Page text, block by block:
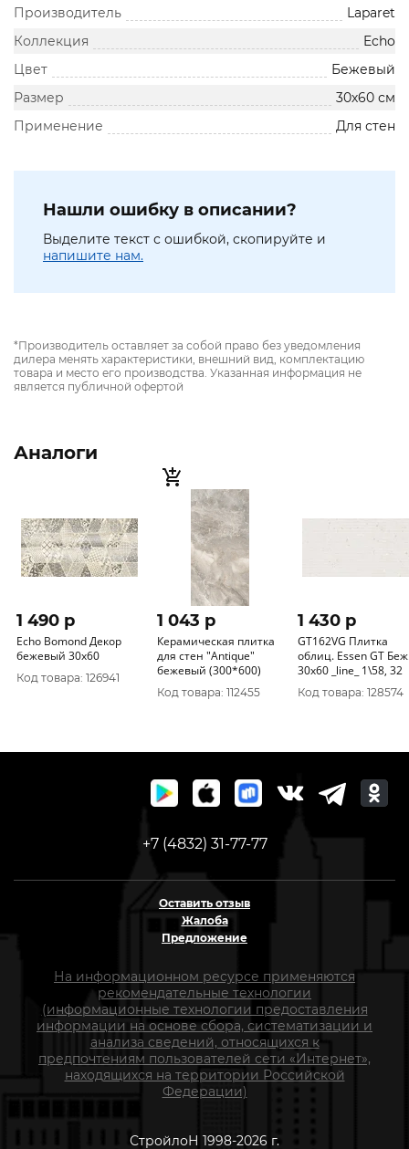
Производитель
Laparet
Коллекция
Echo
Цвет
Бежевый
Размер
30х60 см
Применение
Для стен
Нашли ошибку в описании?
Выделите текст с ошибкой, скопируйте и
напишите нам.
*Производитель оставляет за собой право без уведомления
дилера менять характеристики, внешний вид, комплектацию
товара и место его производства. Указанная информация не
является публичной офертой
Аналоги
1 490 p
Echo Bomond Декор
бежевый 30х60
Код товара: 126941
1 043 p
Керамическая плитка
для стен "Antique"
бежевый (300*600)
Код товара: 112455
1 430 p
GT162VG Плитка
облиц. Essen GT
30x60 _line_ 1\58, 32
Код товара: 128574
+7 (4832) 31-77-77
Оставить отзыв
Жалоба
Предложение
На информационном ресурсе применяются
рекомендательные технологии
(информационные технологии предоставления
информации на основе сбора, систематизации и
анализа сведений, относящихся к
предпочтениям пользователей сети «Интернет»,
находящихся на территории Российской
Федерации)
СтройлоН 1998-2026 г.